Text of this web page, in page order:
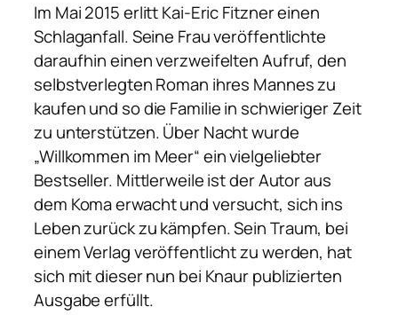
Im Mai 2015 erlitt Kai-Eric Fitzner einen
Schlaganfall. Seine Frau veröffentlichte
daraufhin einen verzweifelten Aufruf, den
selbstverlegten Roman ihres Mannes zu
kaufen und so die Familie in schwieriger Zeit
zu unterstützen. Über Nacht wurde
„Willkommen im Meer“ ein vielgeliebter
Bestseller. Mittlerweile ist der Autor aus
dem Koma erwacht und versucht, sich ins
Leben zurück zu kämpfen. Sein Traum, bei
einem Verlag veröffentlicht zu werden, hat
sich mit dieser nun bei Knaur publizierten
Ausgabe erfüllt.